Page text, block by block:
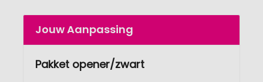
Jouw Aanpassing
Pakket opener/zwart